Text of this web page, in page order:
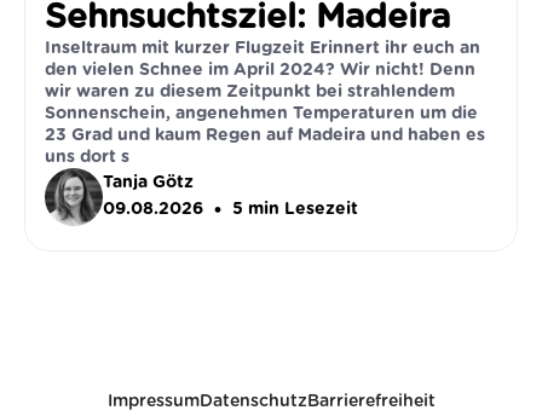
Sehnsuchtsziel: Madeira
Inseltraum mit kurzer Flugzeit Erinnert ihr euch an
den vielen Schnee im April 2024? Wir nicht! Denn
wir waren zu diesem Zeitpunkt bei strahlendem
Sonnenschein, angenehmen Temperaturen um die
23 Grad und kaum Regen auf Madeira und haben es
uns dort s
Tanja Götz
09.08.2026
• 5 min Lesezeit
ImpressumDatenschutzBarrierefreiheit